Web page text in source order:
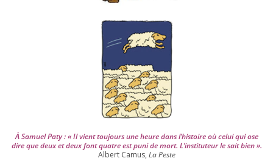
À Samuel Paty : « Il vient tou­jours une heure dans l’his­toire où celui qui ose
dire que deux et deux font quatre est puni de mort. L’instituteur le sait bien ».
Albert Camus, La Peste